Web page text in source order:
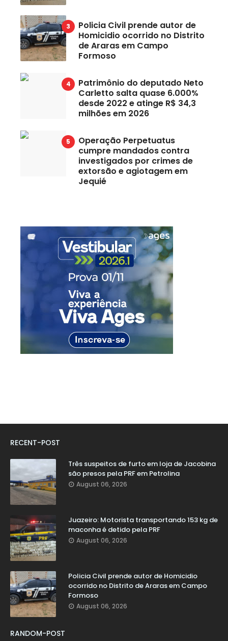
Policia Civil prende autor de
Homicidio ocorrido no Distrito
de Araras em Campo
Formoso
Patrimônio do deputado Neto
Carletto salta quase 6.000%
desde 2022 e atinge R$ 34,3
milhões em 2026
Operação Perpetuatus
cumpre mandados contra
investigados por crimes de
extorsão e agiotagem em
Jequié
RECENT-POST
Três suspeitos de furto em loja de Jacobina
são presos pela PRF em Petrolina
August 06, 2026
Juazeiro: Motorista transportando 153 kg de
maconha é detido pela PRF
August 06, 2026
Policia Civil prende autor de Homicidio
ocorrido no Distrito de Araras em Campo
Formoso
August 06, 2026
RANDOM-POST